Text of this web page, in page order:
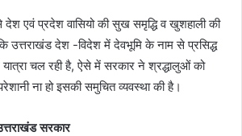
देश एवं प्रदेश वासियो की सुख समृद्धि व खुशहाली की
उत्तराखंड देश -विदेश में देवभूमि के नाम से प्रसिद्ध
चल रही है, ऐसे में सरकार ने श्रद्धालुओं को
ना हो इसकी समुचित व्यवस्था की है।
सरकार